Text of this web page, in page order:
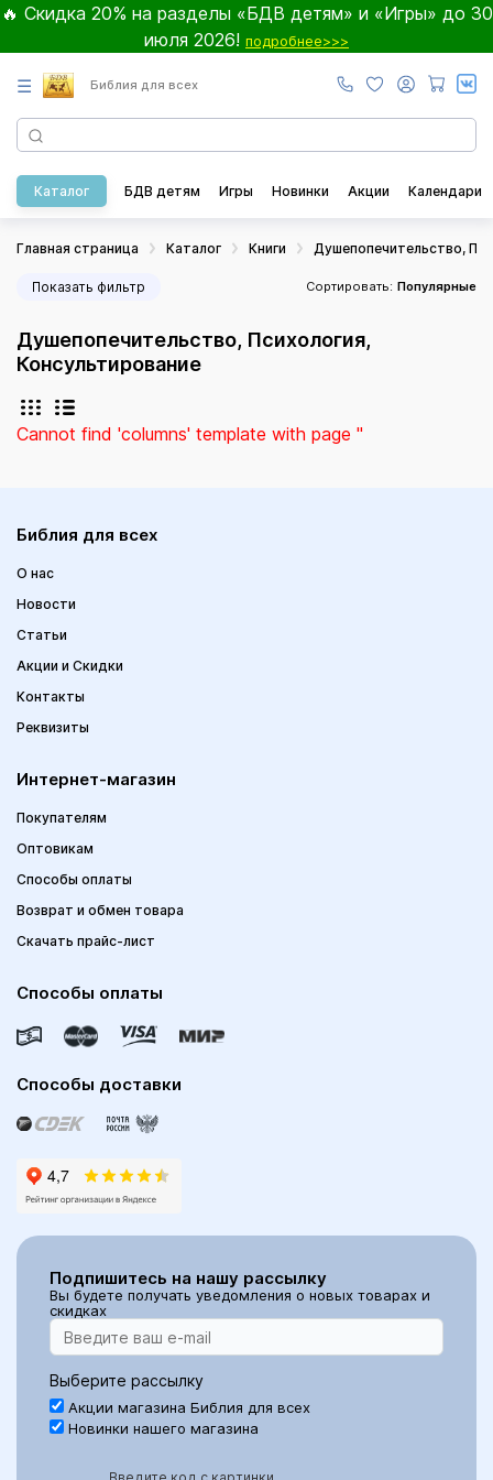
🔥 Скидка 20% на разделы «БДВ детям» и «Игры» до 30
июля 2026! подробнее>>>
☰ Библия для всех
Каталог БДВ детям Игры Новинки Акции Календари
Главная страница Каталог Книги Душепопечительство,
Показать фильтр Сортировать: Популярные
Душепопечительство, Психология,
Консультирование
Cannot find 'columns' template with page ''
Библия для всех
О нас
Новости
Статьи
Акции и Скидки
Контакты
Реквизиты
Интернет-магазин
Покупателям
Оптовикам
Способы оплаты
Возврат и обмен товара
Скачать прайс-лист
Способы оплаты
Способы доставки
Подпишитесь на нашу рассылку
Вы будете получать уведомления о новых товарах и
скидках
Выберите рассылку
Акции магазина Библия для всех
Новинки нашего магазина